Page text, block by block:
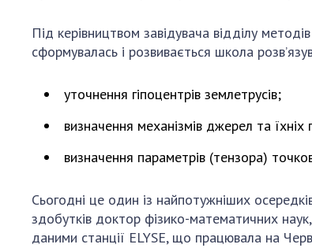
Під керівництвом завідувача відділу
сформувалась і розвивається школа
уточнення гіпоцентрів землетрусів;
визначення механізмів джерел та
визначення параметрів (тензора)
Сьогодні це один із найпотужніших
здобутків доктор фізико-математичних
даними станції ELYSE, що працювала на